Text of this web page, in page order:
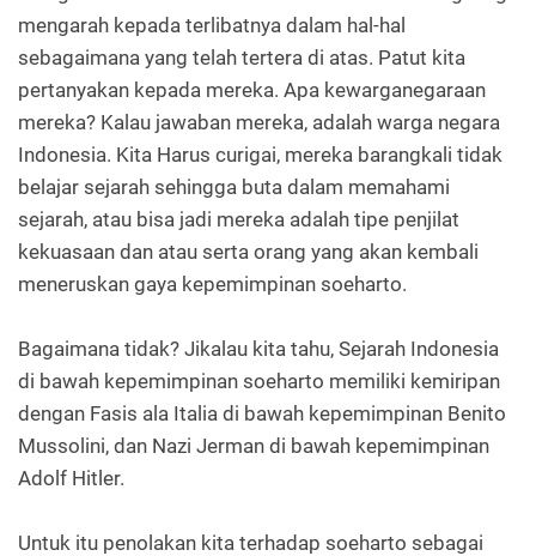
mengarah kepada terlibatnya dalam hal-hal
sebagaimana yang telah tertera di atas. Patut kita
pertanyakan kepada mereka. Apa kewarganegaraan
mereka? Kalau jawaban mereka, adalah warga negara
Indonesia. Kita Harus curigai, mereka barangkali tidak
belajar sejarah sehingga buta dalam memahami
sejarah, atau bisa jadi mereka adalah tipe penjilat
kekuasaan dan atau serta orang yang akan kembali
meneruskan gaya kepemimpinan soeharto.
Bagaimana tidak? Jikalau kita tahu, Sejarah Indonesia
di bawah kepemimpinan soeharto memiliki kemiripan
dengan Fasis ala Italia di bawah kepemimpinan Benito
Mussolini, dan Nazi Jerman di bawah kepemimpinan
Adolf Hitler.
Untuk itu penolakan kita terhadap soeharto sebagai